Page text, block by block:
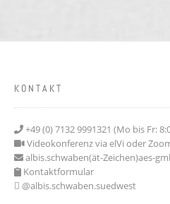
KONTAKT
+49 (0) 7132 9991321 (Mo bis Fr:
Videokonferenz via elVi oder
albis.schwaben(ät-Zeichen)aes-
Kontaktformular
@albis.schwaben.suedwest